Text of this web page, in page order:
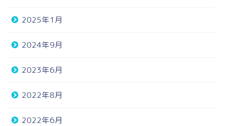
2025年1月
2024年9月
2023年6月
2022年8月
2022年6月